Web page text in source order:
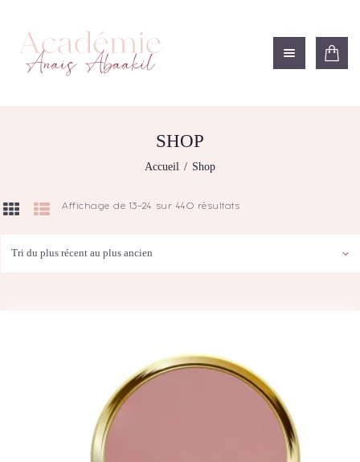
SHOP
Accueil Shop
ACADÉMIE ANAÏS ABAAKIL
Formation et shop Indigo
NOS FORMATIONS
BOUTIQUE
RECHERCHE
Affichage de 13–24 sur 440 résultats